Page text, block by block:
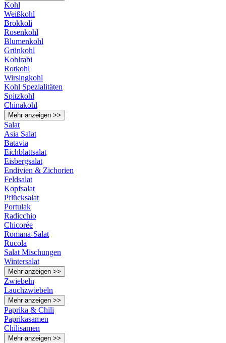
Kohl
Weißkohl
Brokkoli
Rosenkohl
Blumenkohl
Grünkohl
Kohlrabi
Rotkohl
Wirsingkohl
Kohl Spezialitäten
Spitzkohl
Chinakohl
Mehr anzeigen >>
Salat
Asia Salat
Batavia
Eichblattsalat
Eisbergsalat
Endivien & Zichorien
Feldsalat
Kopfsalat
Pflücksalat
Portulak
Radicchio
Chicorée
Romana-Salat
Rucola
Salat Mischungen
Wintersalat
Mehr anzeigen >>
Zwiebeln
Lauchzwiebeln
Mehr anzeigen >>
Paprika & Chili
Paprikasamen
Chilisamen
Mehr anzeigen >>